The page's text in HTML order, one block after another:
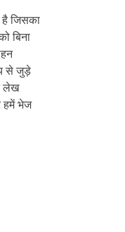
है जिसका
बिना
से जुड़े
लेख
हमें भेज